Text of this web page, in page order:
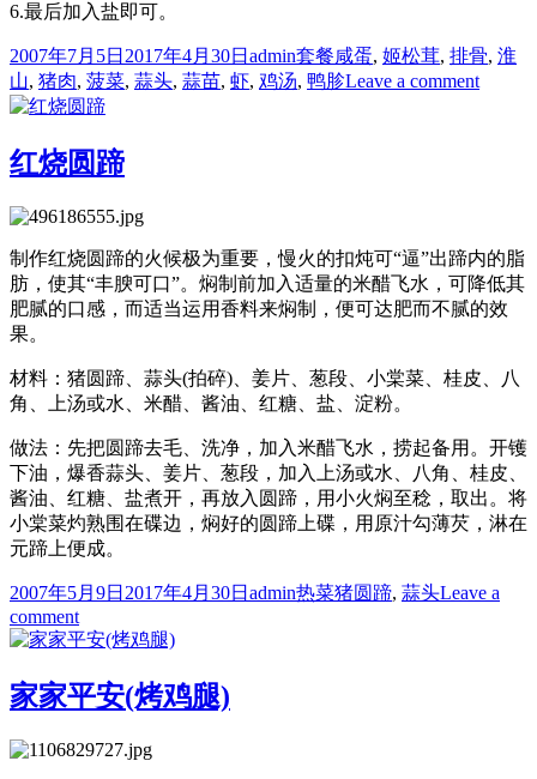
6.最后加入盐即可。
Posted
on
2007年7月5日 2017年4月30日 Author
adminCategories
套餐Tags
咸蛋, 姬松茸, 排骨, 淮
山, 猪肉, 菠菜, 蒜头, 蒜苗, 虾, 鸡汤, 鸭胗Leave a commenton
红烧圆蹄
制作红烧圆蹄的火候极为重要，慢火的扣炖可“逼”出蹄内的脂
肪，使其“丰腴可口”。焖制前加入适量的米醋飞水，可降低其
肥腻的口感，而适当运用香料来焖制，便可达肥而不腻的效
果。
材料：猪圆蹄、蒜头(拍碎)、姜片、葱段、小棠菜、桂皮、八
角、上汤或水、米醋、酱油、红糖、盐、淀粉。
做法：先把圆蹄去毛、洗净，加入米醋飞水，捞起备用。开镬
下油，爆香蒜头、姜片、葱段，加入上汤或水、八角、桂皮、
酱油、红糖、盐煮开，再放入圆蹄，用小火焖至稔，取出。将
小棠菜灼熟围在碟边，焖好的圆蹄上碟，用原汁勾薄芡，淋在
元蹄上便成。
Posted
on
2007年5月9日 2017年4月30日 Author
adminCategories
热菜Tags
猪圆蹄, 蒜头Leave a
commenton
红
圆
蹄
家家平安(烤鸡腿)